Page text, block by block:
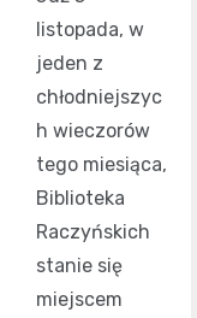
listopada, w
jeden z
chłodniejszyc
h wieczorów
tego miesiąca,
Biblioteka
Raczyńskich
stanie się
miejscem